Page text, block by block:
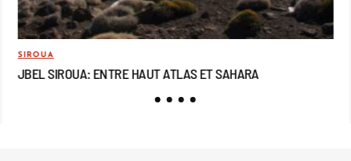
SIROUA
JBEL SIROUA: ENTRE HAUT ATLAS ET SAHARA